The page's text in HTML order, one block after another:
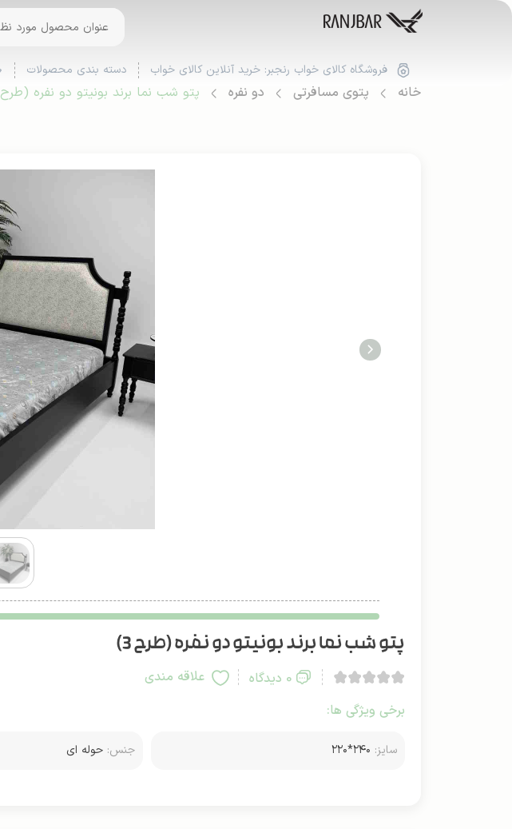
فروشگاه کالای خواب رنجبر: خرید آنلاین کالای خواب دسته بندی محصولات
خانه پتوی مسافرتی دو نفره پتو شب نما برند بونیتو دو نفره (طرح 3)
پتو شب نما برند بونیتو دو نفره (طرح 3)
0 دیدگاه
علاقه مندی
برخی ویژگی ها:
سایز: ۲۴۰*۲۲۰ جنس: حوله ای